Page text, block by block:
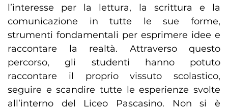
l’interesse per la lettura, la scrittura e la
comunicazione in tutte le sue forme,
strumenti fondamentali per esprimere idee e
raccontare la realtà. Attraverso questo
percorso, gli studenti hanno potuto
raccontare il proprio vissuto scolastico,
seguire e scandire tutte le esperienze svolte
all’interno del Liceo Pascasino. Non si è